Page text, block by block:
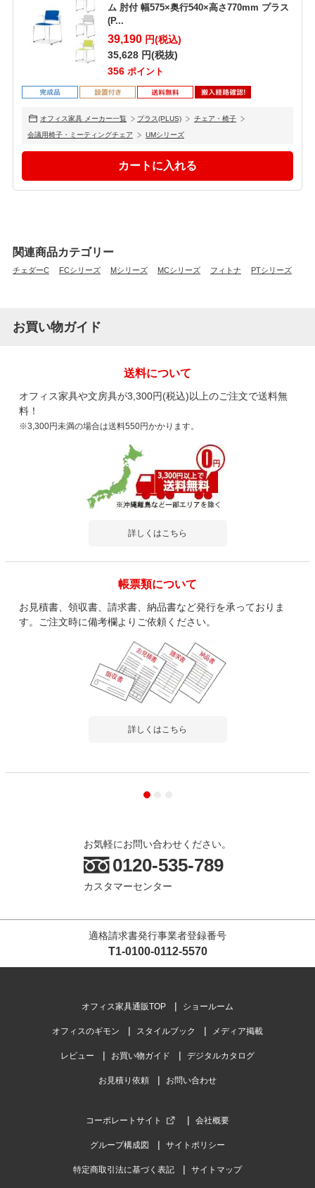
ム 肘付 幅575×奥行540×高さ770mm プラス
(P...
39,190円(税込)
35,628円(税抜)
356 ポイント
オフィス家具 メーカー一覧 プラス(PLUS) チェア・椅子
会議用椅子・ミーティングチェア UMシリーズ
関連商品カテゴリー
チェダーC FCシリーズ Mシリーズ MCシリーズ フィトナ PTシリーズ
お買い物ガイド
送料について
オフィス家具や文房具が3,300円(税込)以上のご注文で送料無
料！
※3,300円未満の場合は送料550円かかります。
詳しくはこちら
帳票類について
お見積書、領収書、請求書、納品書など発行を承っておりま
す。ご注文時に備考欄よりご依頼ください。
詳しくはこちら
お気軽にお問い合わせください。
0120-535-789
カスタマーセンター
適格請求書発行事業者登録番号
T1-0100-0112-5570
オフィス家具通販TOP ショールーム
オフィスのギモン スタイルブック メディア掲載
レビュー お買い物ガイド デジタルカタログ
お見積り依頼 お問い合わせ
コーポレートサイト 会社概要
グループ構成図 サイトポリシー
特定商取引法に基づく表記 サイトマップ